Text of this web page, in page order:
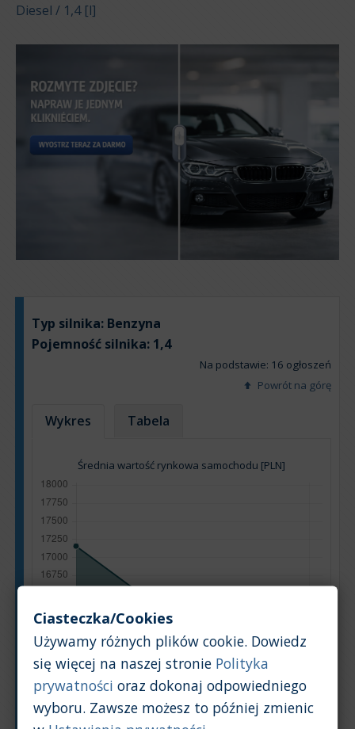
Diesel / 1,4 [l]
Typ silnika: Benzyna
Pojemność silnika: 1,4
Na podstawie: 16 ogłoszeń
Powrót na górę
Wykres Tabela
Średnia wartość rynkowa samochodu [PLN]
Ciasteczka/Cookies
Używamy różnych plików cookie. Dowiedz
się więcej na naszej stronie Polityka
prywatności oraz dokonaj odpowiedniego
wyboru. Zawsze możesz to później zmienic